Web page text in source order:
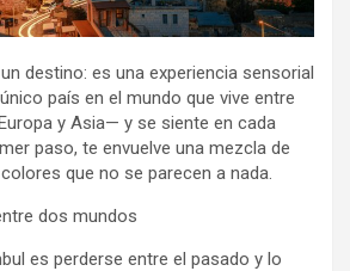
destino: es una experiencia sensorial
país en el mundo que vive entre
y Asia— y se siente en cada
paso, te envuelve una mezcla de
que no se parecen a nada.
dos mundos
es perderse entre el pasado y lo